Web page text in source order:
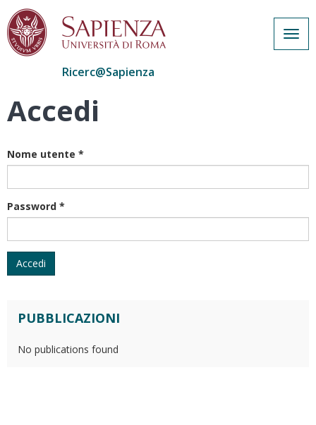
Salta
Ricerc@Sapienza
Accedi
Nome utente *
Password *
Accedi
PUBBLICAZIONI
No publications found